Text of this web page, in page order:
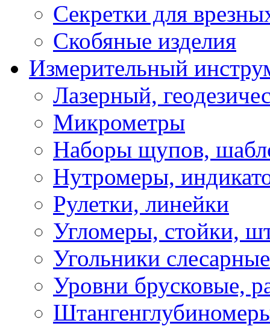
Секретки для
Скобяные изделия
Измерительный
Лазерный,
Микрометры
Наборы щупов,
Нутромеры,
Рулетки, линейки
Угломеры, стойки,
Угольники слесарные
Уровни брусковые,